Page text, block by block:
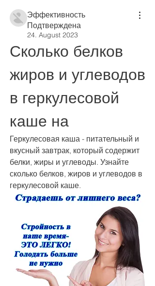
Эффективность
Подтверждена
24. August 2023
Сколько белков
жиров и углеводов
в геркулесовой
каше на
Геркулесовая каша - питательный и
вкусный завтрак, который содержит
белки, жиры и углеводы. Узнайте
сколько белков, жиров и углеводов в
геркулесовой каше.